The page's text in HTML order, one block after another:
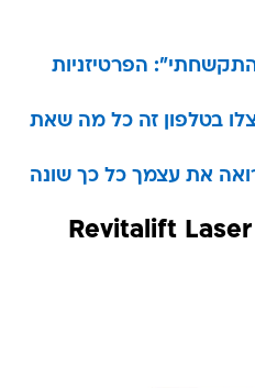
הפרטיזניות
בטלפון זה כל מה שאת
את עצמך כל כך שונה
Revitalift